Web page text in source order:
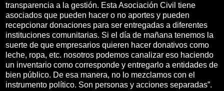
transparencia a la gestión. Esta Asociación Civil tiene
asociados que pueden hacer o no aportes y pueden
recepcionar donaciones para ser entregadas a diferentes
instituciones comunitarias. Si el día de mañana tenemos la
suerte de que empresarios quieren hacer donativos como
leche, ropa, etc. nosotros podemos canalizar eso haciendo
un inventario como corresponde y entregarlo a entidades de
bien público. De esa manera, no lo mezclamos con el
instrumento político. Son personas y acciones separadas”.